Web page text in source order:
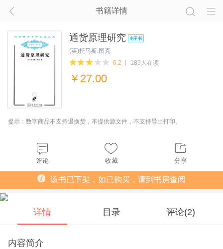
书籍详情
通货原理研究
(英)托马斯.图克
6.2
189人在读
￥ 27.00
提示：数字商品不支持退换货，不提供源文件，不支持导出打印。
评论 收藏 分享
该书已下架，如已购买，请到书房查阅
详情 目录 评论(2)
内容简介